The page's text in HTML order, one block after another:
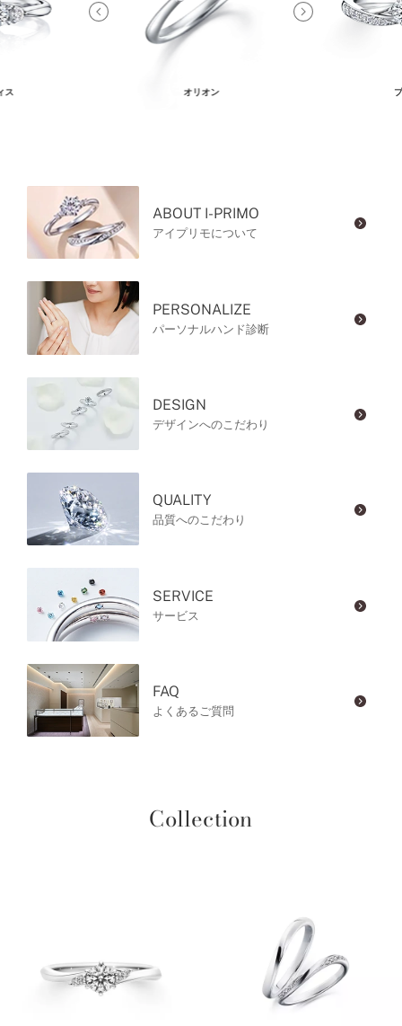
ス オリオン
ABOUT I-PRIMO
アイプリモについて
PERSONALIZE
パーソナルハンド診断
DESIGN
デザインへのこだわり
QUALITY
品質へのこだわり
SERVICE
サービス
FAQ
よくあるご質問
Collection